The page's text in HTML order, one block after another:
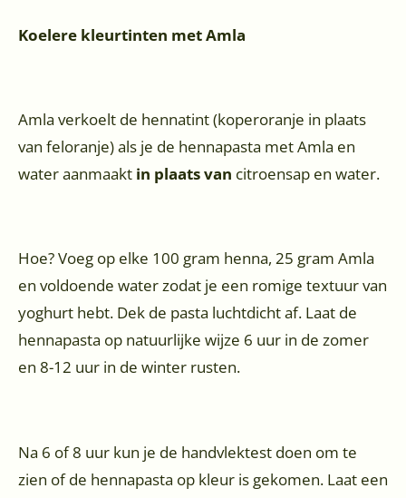
Koelere kleurtinten met Amla
Amla verkoelt de hennatint (koperoranje in plaats
van feloranje) als je de hennapasta met Amla en
water aanmaakt in plaats van citroensap en water.
Hoe? Voeg op elke 100 gram henna, 25 gram Amla
en voldoende water zodat je een romige textuur van
yoghurt hebt. Dek de pasta luchtdicht af. Laat de
hennapasta op natuurlijke wijze 6 uur in de zomer
en 8-12 uur in de winter rusten.
Na 6 of 8 uur kun je de handvlektest doen om te
zien of de hennapasta op kleur is gekomen. Laat een